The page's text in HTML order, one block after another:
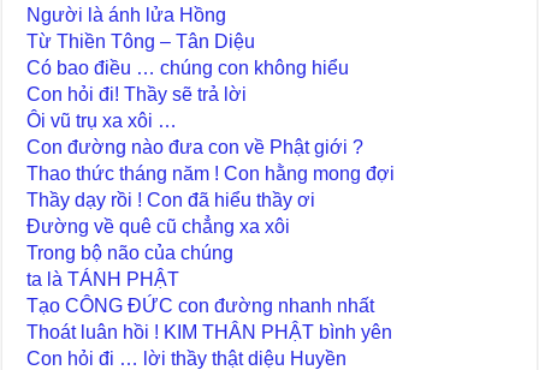
Người là ánh lửa Hồng
Từ Thiền Tông – Tân Diệu
Có bao điều … chúng con không hiểu
Con hỏi đi! Thầy sẽ trả lời
Ôi vũ trụ xa xôi …
Con đường nào đưa con về Phật giới ?
Thao thức tháng năm ! Con hằng mong đợi
Thầy dạy rồi ! Con đã hiểu thầy ơi
Đường về quê cũ chẳng xa xôi
Trong bộ não của chúng
ta là TÁNH PHẬT
Tạo CÔNG ĐỨC con đường nhanh nhất
Thoát luân hồi ! KIM THÂN PHẬT bình yên
Con hỏi đi … lời thầy thật diệu Huyền